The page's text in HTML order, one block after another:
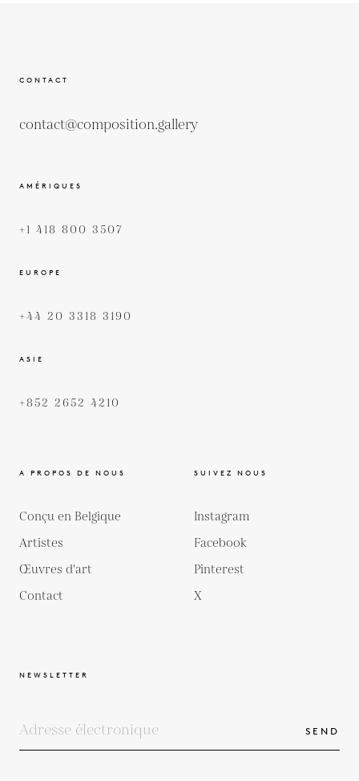
CONTACT
contact@composition.gallery
AMÉRIQUES
+1 418 800 3507
EUROPE
+44 20 3318 3190
ASIE
+852 2652 4210
A PROPOS DE NOUS
Conçu en Belgique
Artistes
Œuvres d'art
Contact
SUIVEZ NOUS
Instagram
Facebook
Pinterest
X
NEWSLETTER
SEND